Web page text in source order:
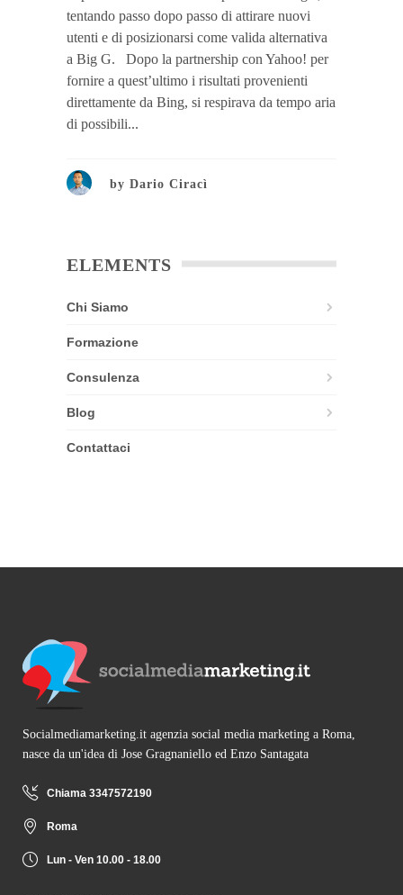
tentando passo dopo passo di attirare nuovi
utenti e di posizionarsi come valida alternativa
a Big G. Dopo la partnership con Yahoo! per
fornire a quest’ultimo i risultati provenienti
direttamente da Bing, si respirava da tempo aria
di possibili...
by Dario Ciracì
ELEMENTS
Chi Siamo
Formazione
Consulenza
Blog
Contattaci
Socialmediamarketing.it agenzia social media marketing a Roma,
nasce da un'idea di Jose Gragnaniello ed Enzo Santagata
Chiama 3347572190
Roma
Lun - Ven 10.00 - 18.00